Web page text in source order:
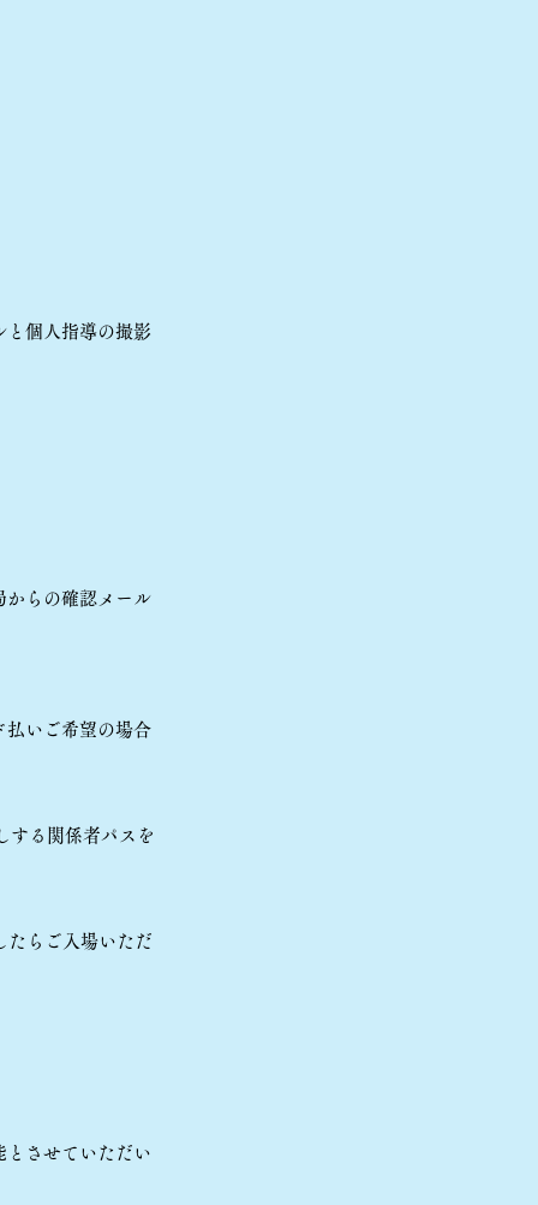
と個人指導の撮影
からの確認メール
払いご希望の場合
する関係者パスを
たらご入場いただ
とさせていただい